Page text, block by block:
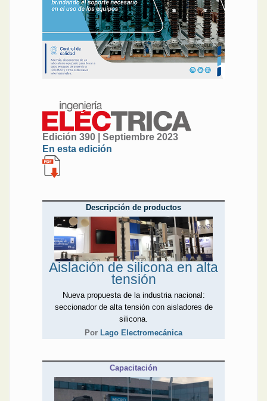
Edición 390 | Septiembre 2023
En esta edición
Descripción de productos
Aislación de silicona en alta
tensión
Nueva propuesta de la industria nacional:
seccionador de alta tensión con aisladores de
silicona.
Por Lago Electromecánica
Capacitación